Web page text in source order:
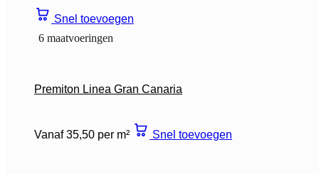
Snel toevoegen
6 maatvoeringen
Premiton Linea Gran Canaria
Vanaf 35,50 per m² Snel toevoegen